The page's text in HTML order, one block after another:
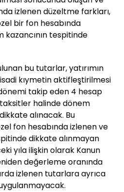
izlenen düzeltme farkları,
bir fon hesabında
tespitinde
bu tutarlar, yatırımın
kıymetin aktifleştirilmesi
takip eden 4 hesap
halinde dönem
alınacak. Bu
fon hesabında izlenen ve
dikkate alınmayan
yıla ilişkin olarak Kanun
değerleme oranında
izlenen tutarlara ayrıca